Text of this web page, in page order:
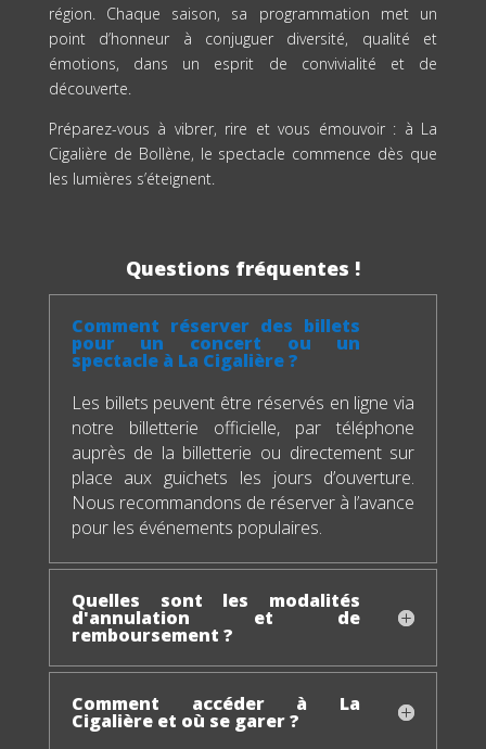
région. Chaque saison, sa programmation met un
point d’honneur à conjuguer diversité, qualité et
émotions, dans un esprit de convivialité et de
découverte.
Préparez-vous à vibrer, rire et vous émouvoir : à La
Cigalière de Bollène, le spectacle commence dès que
les lumières s’éteignent.
Questions fréquentes !
Comment réserver des billets
pour un concert ou un
spectacle à La Cigalière ?
Les billets peuvent être réservés en ligne via
notre billetterie officielle, par téléphone
auprès de la billetterie ou directement sur
place aux guichets les jours d’ouverture.
Nous recommandons de réserver à l’avance
pour les événements populaires.
Quelles sont les modalités
d'annulation et de
remboursement ?
Comment accéder à La
Cigalière et où se garer ?